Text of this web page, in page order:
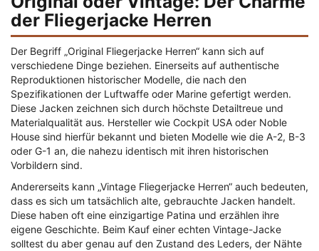
der Fliegerjacke Herren
Der Begriff „Original Fliegerjacke Herren“ kann sich auf
verschiedene Dinge beziehen. Einerseits auf authentische
Reproduktionen historischer Modelle, die nach den
Spezifikationen der Luftwaffe oder Marine gefertigt werden.
Diese Jacken zeichnen sich durch höchste Detailtreue und
Materialqualität aus. Hersteller wie Cockpit USA oder Noble
House sind hierfür bekannt und bieten Modelle wie die A-2, B-3
oder G-1 an, die nahezu identisch mit ihren historischen
Vorbildern sind.
Andererseits kann „Vintage Fliegerjacke Herren“ auch bedeuten,
dass es sich um tatsächlich alte, gebrauchte Jacken handelt.
Diese haben oft eine einzigartige Patina und erzählen ihre
eigene Geschichte. Beim Kauf einer echten Vintage-Jacke
solltest du aber genau auf den Zustand des Leders, der Nähte